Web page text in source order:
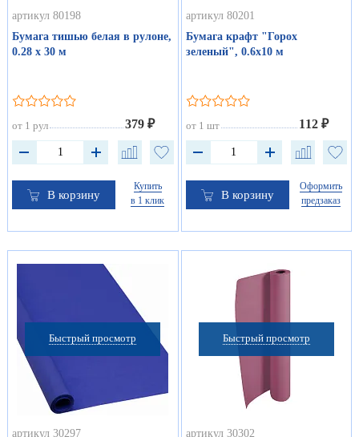
артикул 80198
Бумага тишью белая в рулоне,
0.28 х 30 м
от 1 рул 379 ₽
В корзину
Купить
в 1 клик
артикул 80201
Бумага крафт "Горох
зеленый", 0.6х10 м
от 1 шт 112 ₽
В корзину
Оформить
предзаказ
Быстрый просмотр
артикул 30297
Быстрый просмотр
артикул 30302